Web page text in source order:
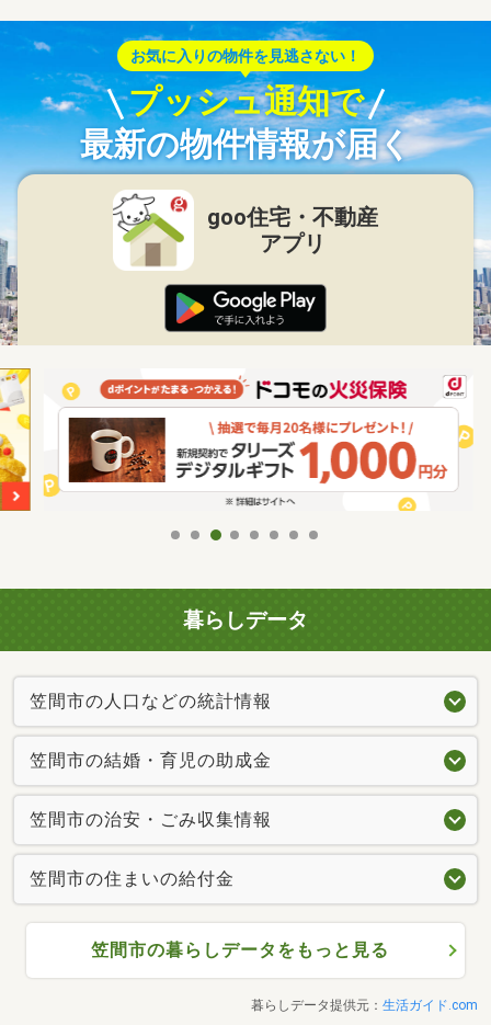
お気に入りの物件を見逃さない！
プッシュ通知で
最新の物件情報が届く
goo住宅・不動産
アプリ
暮らしデータ
笠間市の人口などの統計情報
笠間市の結婚・育児の助成金
笠間市の治安・ごみ収集情報
笠間市の住まいの給付金
笠間市の暮らしデータをもっと見る
暮らしデータ提供元： 生活ガイド.com